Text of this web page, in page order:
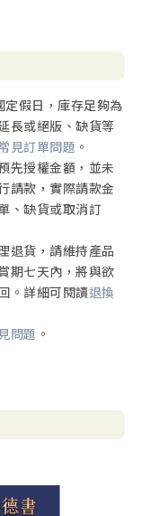
假日，庫存足夠為
長或絕版、缺貨等
見訂單問題 。
先授權金額，並未
請款，實際請款金
、缺貨或取消訂
退貨，請維持產品
期七天內，將與欲
。詳細可閱讀退換
問題 。